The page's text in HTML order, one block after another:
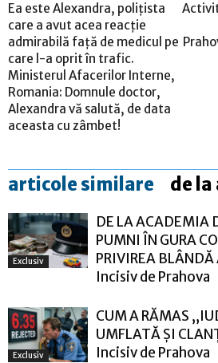
Ea este Alexandra, polițista
care a avut acea reacție
admirabilă față de medicul pe
care l-a oprit în trafic.
Ministerul Afacerilor Interne,
Romania: Domnule doctor,
Alexandra vă salută, de data
aceasta cu zâmbet!
articole similare de
Exclusiv
DE LA ACADEMIA
PUMNI ÎN GURA
PRIVIREA
Incisiv de Prahova
Exclusiv
CUM A RĂMAS
UMFLATĂ ȘI
Incisiv de Prahova